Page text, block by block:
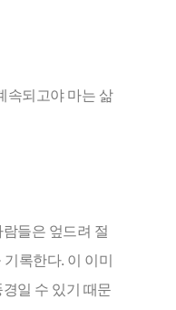
속되고야 마는 삶
들은 엎드려 절
록한다. 이 이미
일 수 있기 때문